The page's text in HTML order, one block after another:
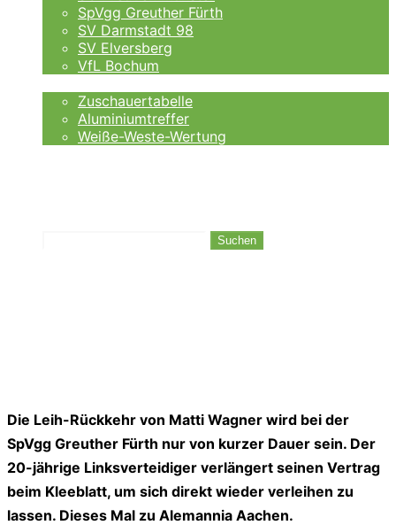
SpVgg Greuther Fürth
SV Darmstadt 98
SV Elversberg
VfL Bochum
Zuschauertabelle
Aluminiumtreffer
Weiße-Weste-Wertung
Suchen
Die Leih-Rückkehr von Matti Wagner wird bei der
SpVgg Greuther Fürth nur von kurzer Dauer sein. Der
20-jährige Linksverteidiger verlängert seinen Vertrag
beim Kleeblatt, um sich direkt wieder verleihen zu
lassen. Dieses Mal zu Alemannia Aachen.